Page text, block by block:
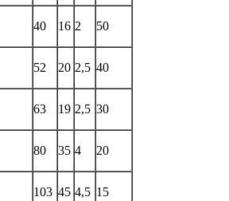
40 16 2 50
52 20 2,5 40
63 19 2,5 30
80 35 4 20
103 45 4,5 15